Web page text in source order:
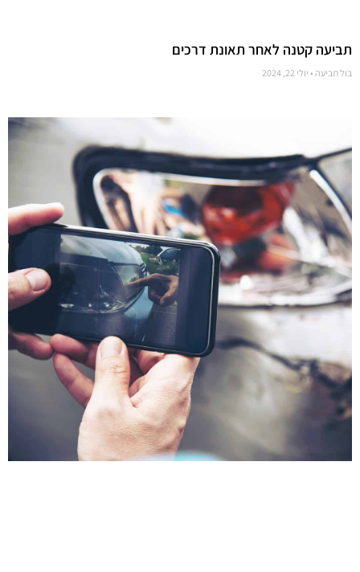
תביעה קטנה לאחר תאונת דרכים
בול תביעה יולי 22, 2024